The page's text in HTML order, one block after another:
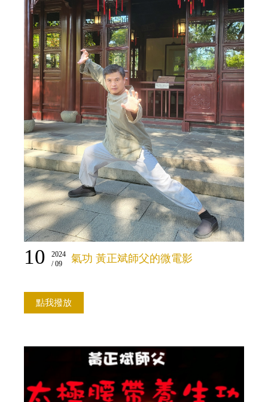
10
2024
/ 09
氣功 黃正斌師父的微電影
點我撥放